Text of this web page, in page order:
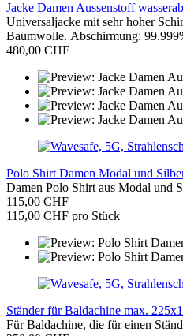
Jacke Damen Aussenstoff
Universaljacke mit sehr hoher
Baumwolle. Abschirmung:
480,00 CHF
Polo Shirt Damen Modal und
Damen Polo Shirt aus Modal und
115,00 CHF
115,00 CHF pro Stück
Ständer für Baldachine max.
Für Baldachine, die für einen